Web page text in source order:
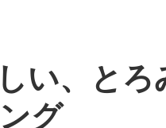
い、とろ
グ